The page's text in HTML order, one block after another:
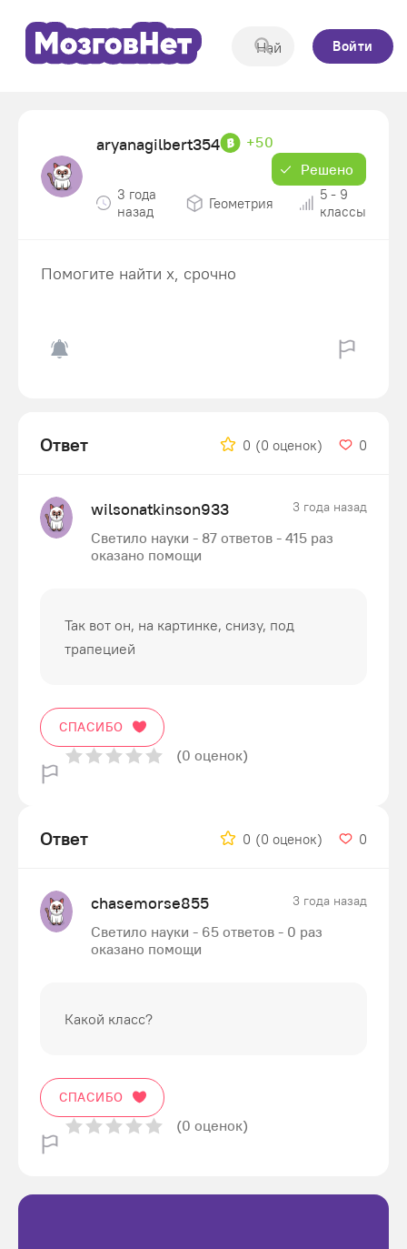
Войти
aryanagilbert354
+50
Решено
3 года
назад
Геометрия
5 - 9
классы
Помогите найти х, срочно
Ответ 0 (0 оценок) 0
wilsonatkinson933 3 года назад
Светило науки - 87 ответов - 415 раз
оказано помощи
Так вот он, на картинке, снизу, под
трапецией
СПАСИБО
(0 оценок)
Ответ 0 (0 оценок) 0
chasemorse855 3 года назад
Светило науки - 65 ответов - 0 раз
оказано помощи
Какой класс?
СПАСИБО
(0 оценок)